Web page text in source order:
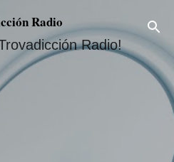
principal
Radio
Radio!